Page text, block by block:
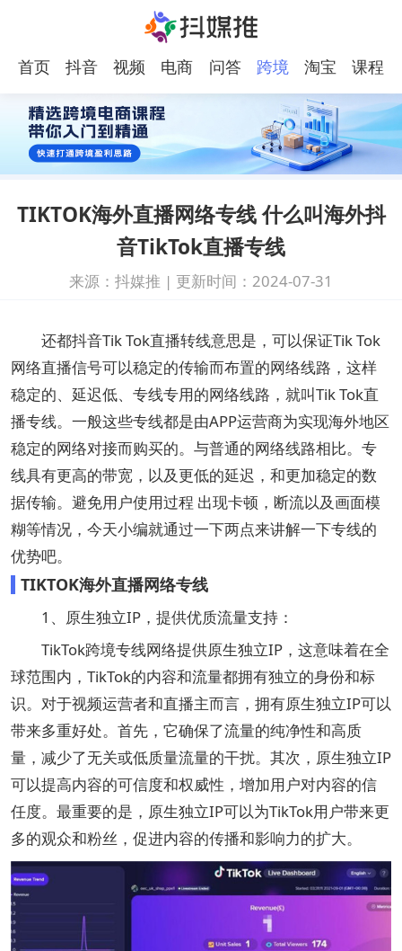
首页 抖音
视频
电商 问答
跨境
电商
淘宝 课程
TIKTOK海外直播网络专线 什么叫海外抖
音TikTok直播专线
来源：抖媒推 | 更新时间：2024-07-31
还都抖音Tik Tok直播转线意思是，可以保证Tik Tok
网络直播信号可以稳定的传输而布置的网络线路，这样
稳定的、延迟低、专线专用的网络线路，就叫Tik Tok直
播专线。一般这些专线都是由APP运营商为实现海外地区
稳定的网络对接而购买的。与普通的网络线路相比。专
线具有更高的带宽，以及更低的延迟，和更加稳定的数
据传输。避免用户使用过程 出现卡顿，断流以及画面模
糊等情况，今天小编就通过一下两点来讲解一下专线的
优势吧。
TIKTOK海外直播网络专线
1、原生独立IP，提供优质流量支持：
TikTok跨境专线网络提供原生独立IP，这意味着在全
球范围内，TikTok的内容和流量都拥有独立的身份和标
识。对于视频运营者和直播主而言，拥有原生独立IP可以
带来多重好处。首先，它确保了流量的纯净性和高质
量，减少了无关或低质量流量的干扰。其次，原生独立IP
可以提高内容的可信度和权威性，增加用户对内容的信
任度。最重要的是，原生独立IP可以为TikTok用户带来更
多的观众和粉丝，促进内容的传播和影响力的扩大。